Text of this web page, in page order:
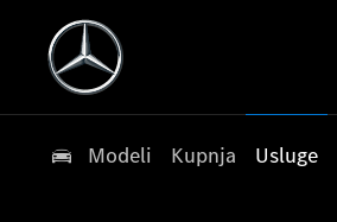
Modeli Kupnja Usluge